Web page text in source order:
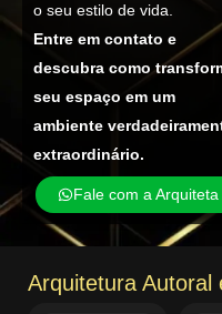
o seu estilo de vida.
Entre em contato e
descubra como
seu espaço em um
ambiente
extraordinário.
Fale com a Arquiteta
Arquitetura Autoral